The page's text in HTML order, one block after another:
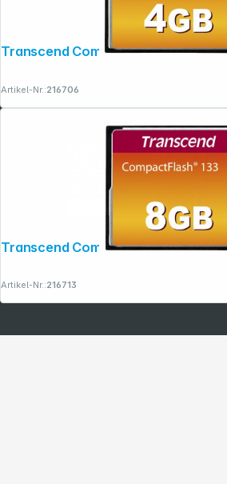
Transcend Compact Flash
Artikel-Nr.:216706
Transcend Compact Flash
Artikel-Nr.:216713